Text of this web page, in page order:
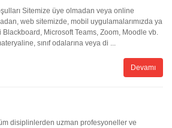
Sitemize üye olmadan veya online
web sitemizde, mobil uygulamalarımızda ya
Microsoft Teams, Zoom, Moodle vb.
sınıf odalarına veya di ...
Devamı
disiplinlerden uzman profesyoneller ve